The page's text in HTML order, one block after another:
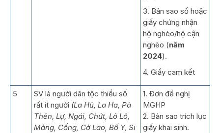
3. Bản sao sổ hoặc
giấy chứng nhận
hộ nghèo/hộ cận
nghèo (năm
2024).
4. Giấy cam kết
5
SV là người dân tộc thiểu số
rất ít người (La Hủ, La Ha, Pà
Thẻn, Lự, Ngái, Chứt, Lô Lô,
Mảng, Cống, Cờ Lao, Bố Y, Si
1. Đơn đề nghị
MGHP
2. Bản sao trích lục
giấy khai sinh.